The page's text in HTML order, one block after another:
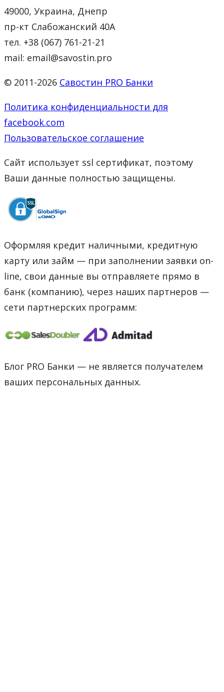
49000, Украина, Днепр
пр-кт Слабожанский 40А
тел. +38 (067) 761-21-21
mail: email@savostin.pro
© 2011-2026 Савостин PRO Банки
Политика конфиденциальности для
facebook.com
Пользовательское соглашение
Сайт использует ssl сертификат, поэтому
Ваши данные полностью защищены.
Оформляя кредит наличными, кредитную
карту или займ — при заполнении заявки on-
line, свои данные вы отправляете прямо в
банк (компанию), через наших партнеров —
сети партнерских программ:
Блог PRO Банки — не является получателем
ваших персональных данных.